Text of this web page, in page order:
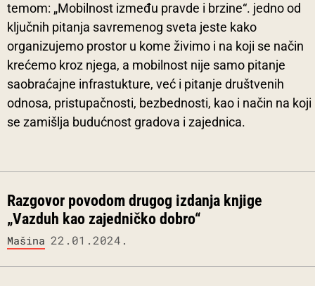
temom: „Mobilnost između pravde i brzine“. jedno od
ključnih pitanja savremenog sveta jeste kako
organizujemo prostor u kome živimo i na koji se način
krećemo kroz njega, a mobilnost nije samo pitanje
saobraćajne infrastukture, već i pitanje društvenih
odnosa, pristupačnosti, bezbednosti, kao i način na koji
se zamišlja budućnost gradova i zajednica.
Razgovor povodom drugog izdanja knjige
„Vazduh kao zajedničko dobro“
Mašina 22.01.2024.